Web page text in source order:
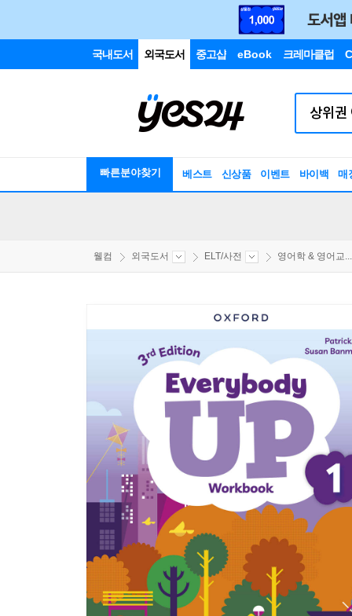
국내도서 외국도서 중고샵 eBook 크레마클럽
빠른분야찾기 베스트 신상품 이벤트 바이백 매
웰컴 외국도서 ELT/사전 영어학 & 영어교...